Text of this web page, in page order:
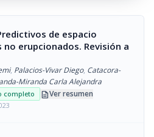
de espacio
erupcionados. Revisión a
, Palacios-Vivar Diego, Catacora-
Miranda Carla Alejandra
completo descriptionVer resumen